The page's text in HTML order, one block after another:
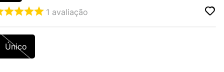
1 avaliação
Único
VANS ULTRARANGE